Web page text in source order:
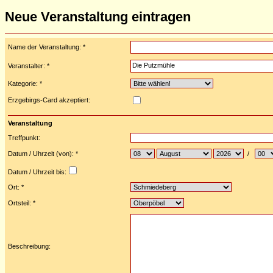
Neue Veranstaltung eintragen
Name der Veranstaltung: *
Veranstalter: *
Kategorie: *
Erzgebirgs-Card akzeptiert:
Veranstaltung
Treffpunkt:
Datum / Uhrzeit (von): * /
Datum / Uhrzeit bis:
Ort: *
Ortsteil: *
Beschreibung: